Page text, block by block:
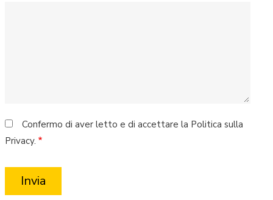
Confermo di aver letto e di accettare la Politica sulla
Privacy.